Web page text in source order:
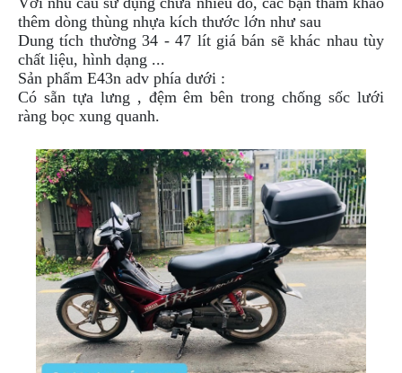
thêm dòng thùng nhựa kích thước lớn như sau
Dung tích thường 34 - 47 lít giá bán sẽ khác nhau tùy
chất liệu, hình dạng ...
Sản phẩm E43n adv phía dưới :
Có sẵn tựa lưng , đệm êm bên trong chống sốc lưới
ràng bọc xung quanh.